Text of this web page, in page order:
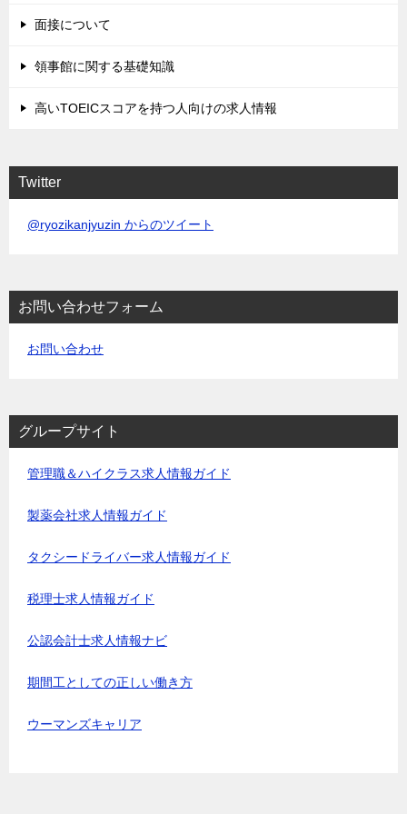
面接について
領事館に関する基礎知識
高いTOEICスコアを持つ人向けの求人情報
Twitter
@ryozikanjyuzin からのツイート
お問い合わせフォーム
お問い合わせ
グループサイト
管理職＆ハイクラス求人情報ガイド
製薬会社求人情報ガイド
タクシードライバー求人情報ガイド
税理士求人情報ガイド
公認会計士求人情報ナビ
期間工としての正しい働き方
ウーマンズキャリア